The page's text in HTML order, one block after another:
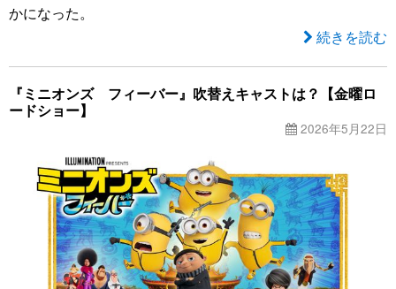
かになった。
続きを読む
『ミニオンズ フィーバー』吹替えキャストは？【金曜ロ
ードショー】
2026年5月22日